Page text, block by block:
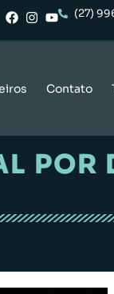
(27)
Contato
POR